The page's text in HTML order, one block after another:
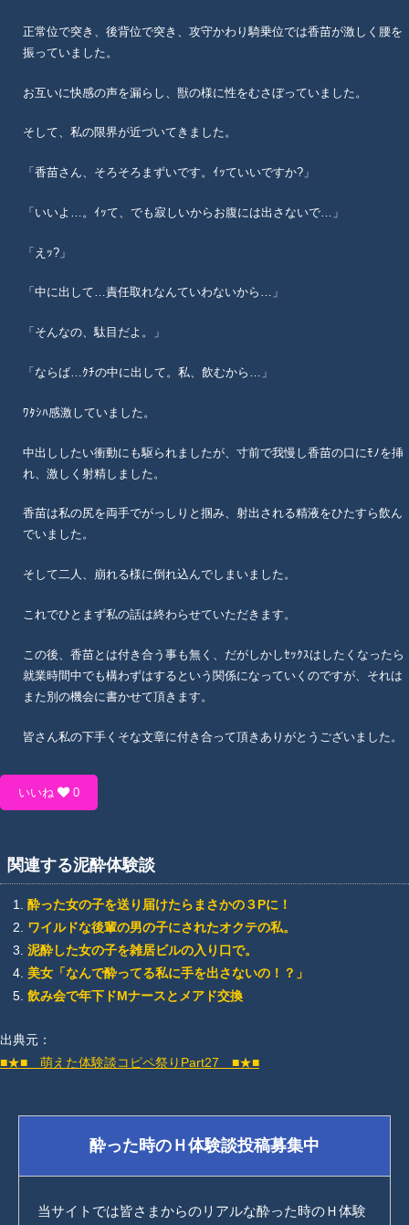
正常位で突き、後背位で突き、攻守かわり騎乗位では香苗が激しく腰を
振っていました。
お互いに快感の声を漏らし、獣の様に性をむさぼっていました。
そして、私の限界が近づいてきました。
「香苗さん、そろそろまずいです。ｲｯていいですか?」
「いいよ…。ｲｯて、でも寂しいからお腹には出さないで…」
「えｯ?」
「中に出して…責任取れなんていわないから…」
「そんなの、駄目だよ。」
「ならば…ｸﾁの中に出して。私、飲むから…」
ﾜﾀｼﾊ感激していました。
中出ししたい衝動にも駆られましたが、寸前で我慢し香苗の口にﾓﾉを挿
れ、激しく射精しました。
香苗は私の尻を両手でがっしりと掴み、射出される精液をひたすら飲ん
でいました。
そして二人、崩れる様に倒れ込んでしまいました。
これでひとまず私の話は終わらせていただきます。
この後、香苗とは付き合う事も無く、だがしかしｾｯｸｽはしたくなったら
就業時間中でも構わずはするという関係になっていくのですが、それは
また別の機会に書かせて頂きます。
皆さん私の下手くそな文章に付き合って頂きありがとうございました。
いいね 0
関連する泥酔体験談
酔った女の子を送り届けたらまさかの３Pに！
ワイルドな後輩の男の子にされたオクテの私。
泥酔した女の子を雑居ビルの入り口で。
美女「なんで酔ってる私に手を出さないの！？」
飲み会で年下ドMナースとメアド交換
出典元：
■★■ 萌えた体験談コピペ祭りPart27 ■★■
酔った時のＨ体験談投稿募集中
当サイトでは皆さまからのリアルな酔った時のＨ体験